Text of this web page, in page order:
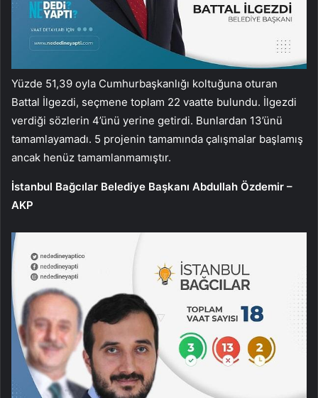
Yüzde 51,39 oyla Cumhurbaşkanlığı koltuğuna oturan
Battal İlgezdi, seçmene toplam 22 vaatte bulundu. İlgezdi
verdiği sözlerin 4’ünü yerine getirdi. Bunlardan 13’ünü
tamamlayamadı. 5 projenin tamamında çalışmalar başlamış
ancak henüz tamamlanmamıştır.
İstanbul Bağcılar Belediye Başkanı Abdullah Özdemir –
AKP